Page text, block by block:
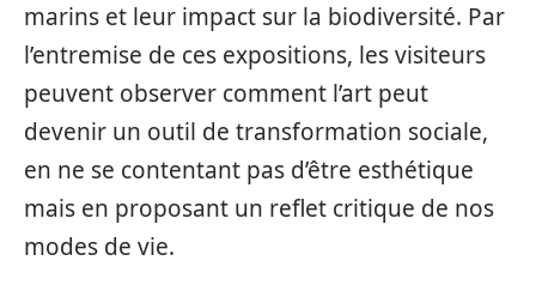
marins et leur impact sur la biodiversité. Par
l’entremise de ces expositions, les visiteurs
peuvent observer comment l’art peut
devenir un outil de transformation sociale,
en ne se contentant pas d’être esthétique
mais en proposant un reflet critique de nos
modes de vie.